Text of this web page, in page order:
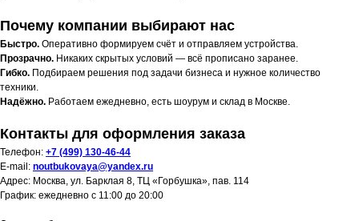
Почему компании выбирают нас
Быстро. Оперативно формируем счёт и отправляем устройства.
Прозрачно. Никаких скрытых условий — всё прописано заранее.
Гибко. Подбираем решения под задачи бизнеса и нужное количество
техники.
Надёжно. Работаем ежедневно, есть шоурум и склад в Москве.
Контакты для оформления заказа
Телефон: +7 (499) 130-46-44
E-mail: noutbukovaya@yandex.ru
Адрес: Москва, ул. Барклая 8, ТЦ «Горбушка», пав. 114
График: ежедневно с 11:00 до 20:00